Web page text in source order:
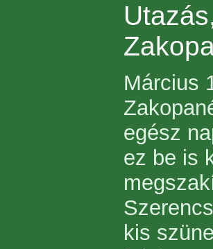
Március
egész
ez be is
kis